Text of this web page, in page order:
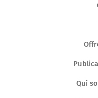
Qui